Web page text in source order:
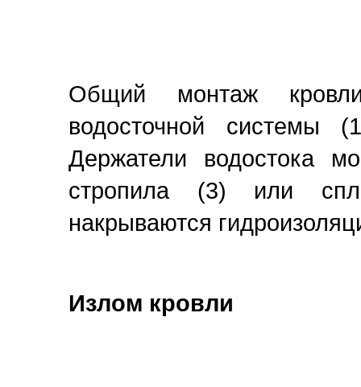
Общий монтаж
водосточной системы
Держатели водостока
стропила (3) или
накрываются
Излом кровли